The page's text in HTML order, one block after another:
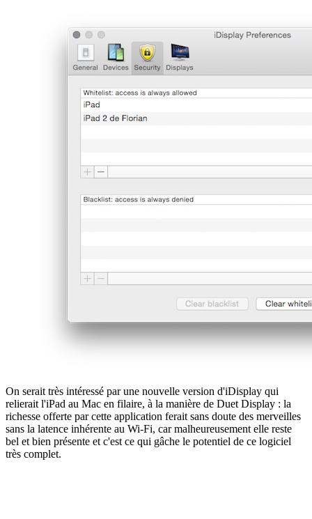
On serait très intéressé par une nouvelle version d'iDisplay qui
relierait l'iPad au Mac en filaire, à la manière de Duet Display : la
richesse offerte par cette application ferait sans doute des merveilles
sans la latence inhérente au Wi-Fi, car malheureusement elle reste
bel et bien présente et c'est ce qui gâche le potentiel de ce logiciel
très complet.